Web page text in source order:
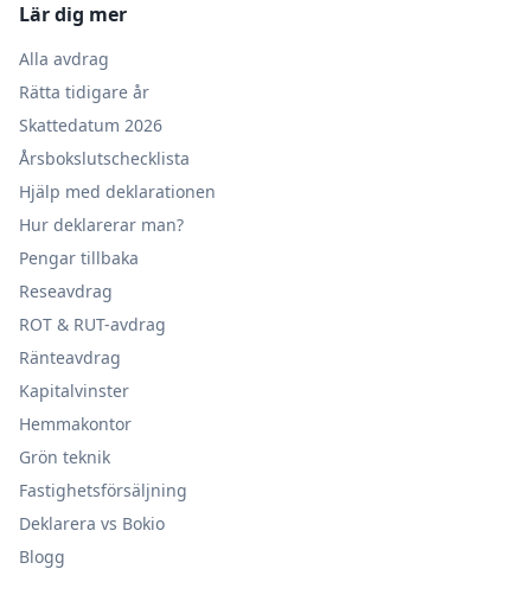
Lär dig mer
Alla avdrag
Rätta tidigare år
Skattedatum 2026
Årsbokslutschecklista
Hjälp med deklarationen
Hur deklarerar man?
Pengar tillbaka
Reseavdrag
ROT & RUT-avdrag
Ränteavdrag
Kapitalvinster
Hemmakontor
Grön teknik
Fastighetsförsäljning
Deklarera vs Bokio
Blogg